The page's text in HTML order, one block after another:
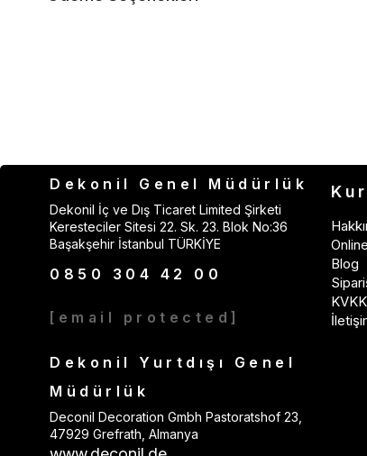
Dekonil Genel Müdürlük
Dekonil İç ve Dış Ticaret Limited Şirketi
Keresteciler Sitesi 22. Sk. 23. Blok No:36
Başakşehir İstanbul TÜRKİYE
0850 304 42 00
[email protected]
Dekonil Yurtdışı Genel
Müdürlük
Deconil Decoration Gmbh Pastoratshof 23,
47929 Grefrath, Almanya
Blog
KVKK